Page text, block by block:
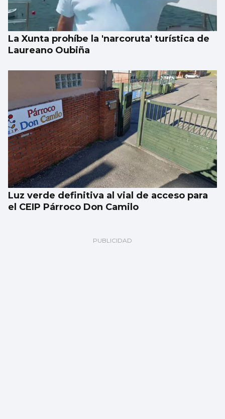
La Xunta prohíbe la 'narcoruta' turística de
Laureano Oubiña
Luz verde definitiva al vial de acceso para
el CEIP Párroco Don Camilo